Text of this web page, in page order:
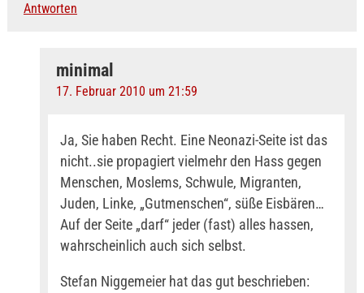
Antworten
minimal
17. Februar 2010 um 21:59
Ja, Sie haben Recht. Eine Neonazi-Seite ist das
nicht..sie propagiert vielmehr den Hass gegen
Menschen, Moslems, Schwule, Migranten,
Juden, Linke, „Gutmenschen“, süße Eisbären…
Auf der Seite „darf“ jeder (fast) alles hassen,
wahrscheinlich auch sich selbst.
Stefan Niggemeier hat das gut beschrieben: